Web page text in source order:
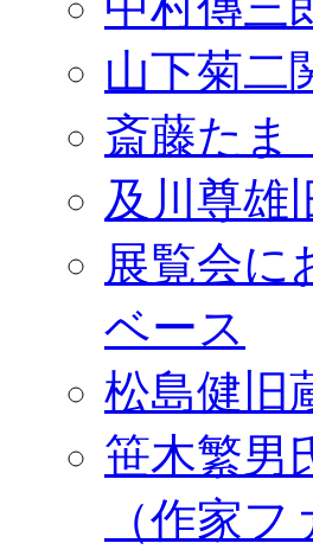
山下菊二
斎藤た
及川尊雄
展覧会に
ベース
松島健旧
笹木繁男
（作家フ